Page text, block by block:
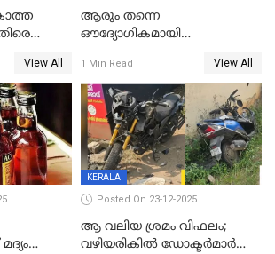
രൂപ
View All
ആരും തന്നെ
ഔദ്യോഗികമായി
കണ്ടെത്താൻ ഇന്ന് കോർ
കമ്മിറ്റി കൂടിയില്ല';
അതൃപ്തിയുമായി ദീപ്തി മേരി
വർഗീസ്
1 Min Read View All
KERALA
Posted On 23-12-2025
ആ വലിയ ശ്രമം വിഫലം;
വഴിയരികില്‍ ‌ഡോക്ടര്‍മാര്‍